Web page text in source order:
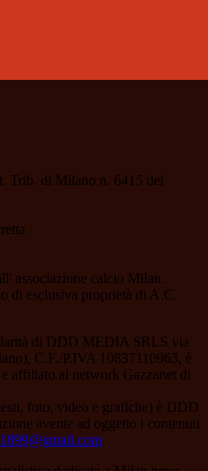
Trib. di Milano n. 6415 del
associazione calcio Milan.
di esclusiva proprietà di A.C.
di DDD MEDIA SRLS via
C.F./P.IVA 10837110963, è
affiliato al network Gazzanet di
foto, video e grafiche) è DDD
avente ad oggetto i contenuti